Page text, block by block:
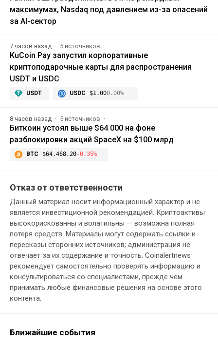
максимумах, Nasdaq под давлением из-за опасений
за AI-сектор
7 часов назад 5 источников
KuCoin Pay запустил корпоративные
криптоподарочные карты для распространения
USDT и USDC
USDT USDC $1.000.00%
8 часов назад 5 источников
Биткоин устоял выше $64 000 на фоне
разблокировки акций SpaceX на $100 млрд
BTC $64,468.20-0.35%
Отказ от ответственности
Данный материал носит информационный характер и не
является инвестиционной рекомендацией. Криптоактивы
высокорискованны и волатильны — возможна полная
потеря средств. Материалы могут содержать ссылки и
пересказы сторонних источников; администрация не
отвечает за их содержание и точность. Coinalertnews
рекомендует самостоятельно проверять информацию и
консультироваться со специалистами, прежде чем
принимать любые финансовые решения на основе этого
контента.
Ближайшие события